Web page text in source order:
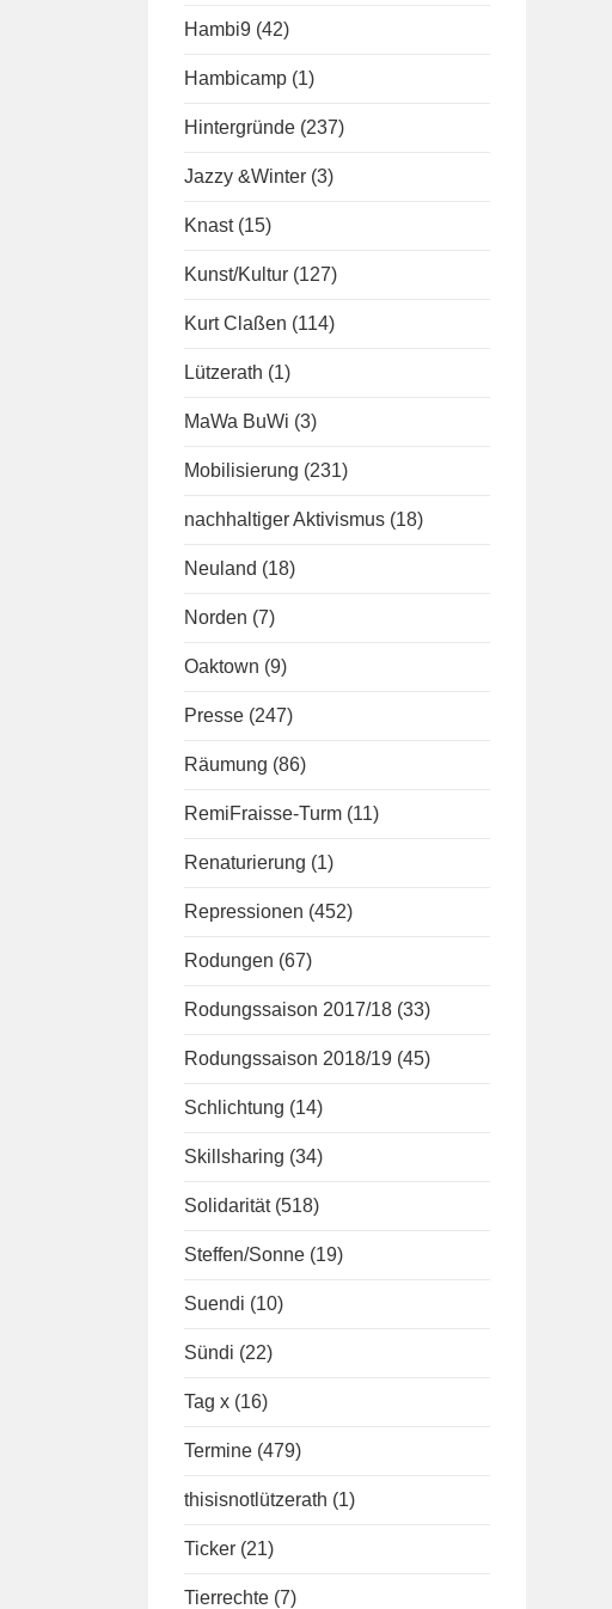
Hambi9 (42)
Hambicamp (1)
Hintergründe (237)
Jazzy &Winter (3)
Knast (15)
Kunst/Kultur (127)
Kurt Claßen (114)
Lützerath (1)
MaWa BuWi (3)
Mobilisierung (231)
nachhaltiger Aktivismus (18)
Neuland (18)
Norden (7)
Oaktown (9)
Presse (247)
Räumung (86)
RemiFraisse-Turm (11)
Renaturierung (1)
Repressionen (452)
Rodungen (67)
Rodungssaison 2017/18 (33)
Rodungssaison 2018/19 (45)
Schlichtung (14)
Skillsharing (34)
Solidarität (518)
Steffen/Sonne (19)
Suendi (10)
Sündi (22)
Tag x (16)
Termine (479)
thisisnotlützerath (1)
Ticker (21)
Tierrechte (7)